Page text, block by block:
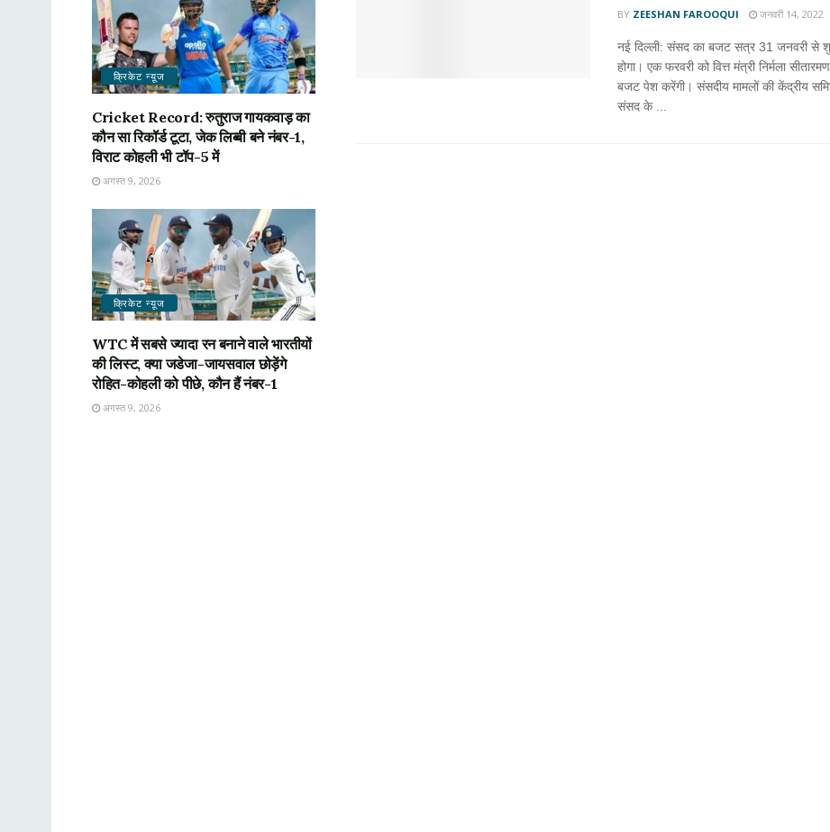
BY ZEESHAN FAROOQUI जनवरी 14, 2022
नई दिल्ली: संसद का बजट सत्र 31 जनवरी से
होगा। एक फरवरी को वित्त मंत्री निर्मला
बजट पेश करेंगी। संसदीय मामलों की केंद्रीय
संसद के ...
क्रिकेट न्यू़ज
Cricket Record: रुतुराज गायकवाड़ का
कौन सा रिकॉर्ड टूटा, जेक लिब्बी बने नंबर-1,
विराट कोहली भी टॉप-5 में
अगस्त 9, 2026
क्रिकेट न्यू़ज
WTC में सबसे ज्यादा रन बनाने वाले भारतीयों
की लिस्ट, क्या जडेजा-जायसवाल छोड़ेंगे
रोहित-कोहली को पीछे, कौन हैं नंबर-1
अगस्त 9, 2026